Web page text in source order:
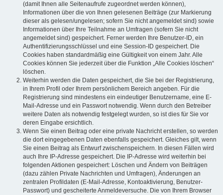
(damit Ihnen alle Seitenaufrufe zugeordnet werden können),
Informationen über die von Ihnen gelesenen Beiträge (zur Markierung
dieser als gelesen/ungelesen; sofern Sie nicht angemeldet sind) sowie
Informationen über Ihre Teilnahme an Umfragen (sofern Sie nicht
angemeldet sind) gespeichert. Ferner werden Ihre Benutzer-ID, ein
Authentifizierungsschlüssel und eine Session-ID gespeichert. Die
Cookies haben standardmäßig eine Gültigkeit von einem Jahr. Alle
Cookies können Sie jederzeit über die Funktion „Alle Cookies löschen“
löschen.
Weiterhin werden die Daten gespeichert, die Sie bei der Registrierung,
in Ihrem Profil oder Ihrem persönlichem Bereich angeben. Für die
Registrierung sind mindestens ein eindeutiger Benutzername, eine E-
Mail-Adresse und ein Passwort notwendig. Wenn durch den Betreiber
weitere Daten als notwendig festgelegt wurden, so ist dies für Sie vor
deren Eingabe ersichtlich.
Wenn Sie einen Beitrag oder eine private Nachricht erstellen, so werden
die dort eingegebenen Daten ebenfalls gespeichert. Gleiches gilt, wenn
Sie einen Beitrag als Entwurf zwischenspeichern. In diesen Fällen wird
auch Ihre IP-Adresse gespeichert. Die IP-Adresse wird weiterhin bei
folgenden Aktionen gespeichert: Löschen und Ändern von Beiträgen
(dazu zählen Private Nachrichten und Umfragen), Änderungen an
zentralen Profildaten (E-Mail-Adresse, Kontoaktivierung, Benutzer-
Passwort) und gescheiterte Anmeldeversuche. Die von Ihrem Browser